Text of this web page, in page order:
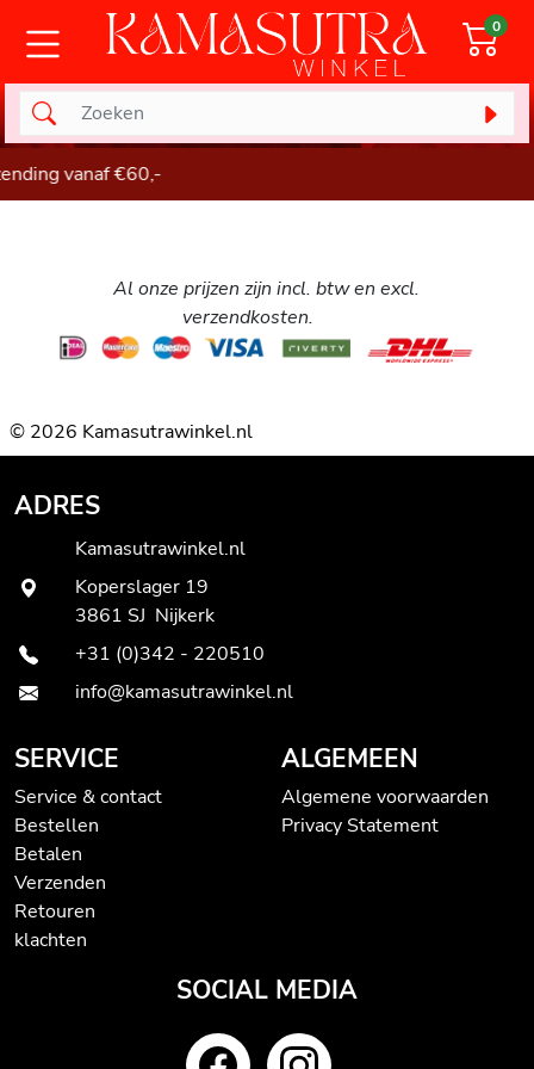
vanaf €60,-
0
Al onze prijzen zijn incl. btw en excl.
verzendkosten.
© 2026 Kamasutrawinkel.nl
ADRES
Kamasutrawinkel.nl
Koperslager 19
3861 SJ Nijkerk
+31 (0)342 - 220510
info@kamasutrawinkel.nl
SERVICE
Service & contact
Bestellen
Betalen
Verzenden
Retouren
klachten
ALGEMEEN
Algemene voorwaarden
Privacy Statement
SOCIAL MEDIA